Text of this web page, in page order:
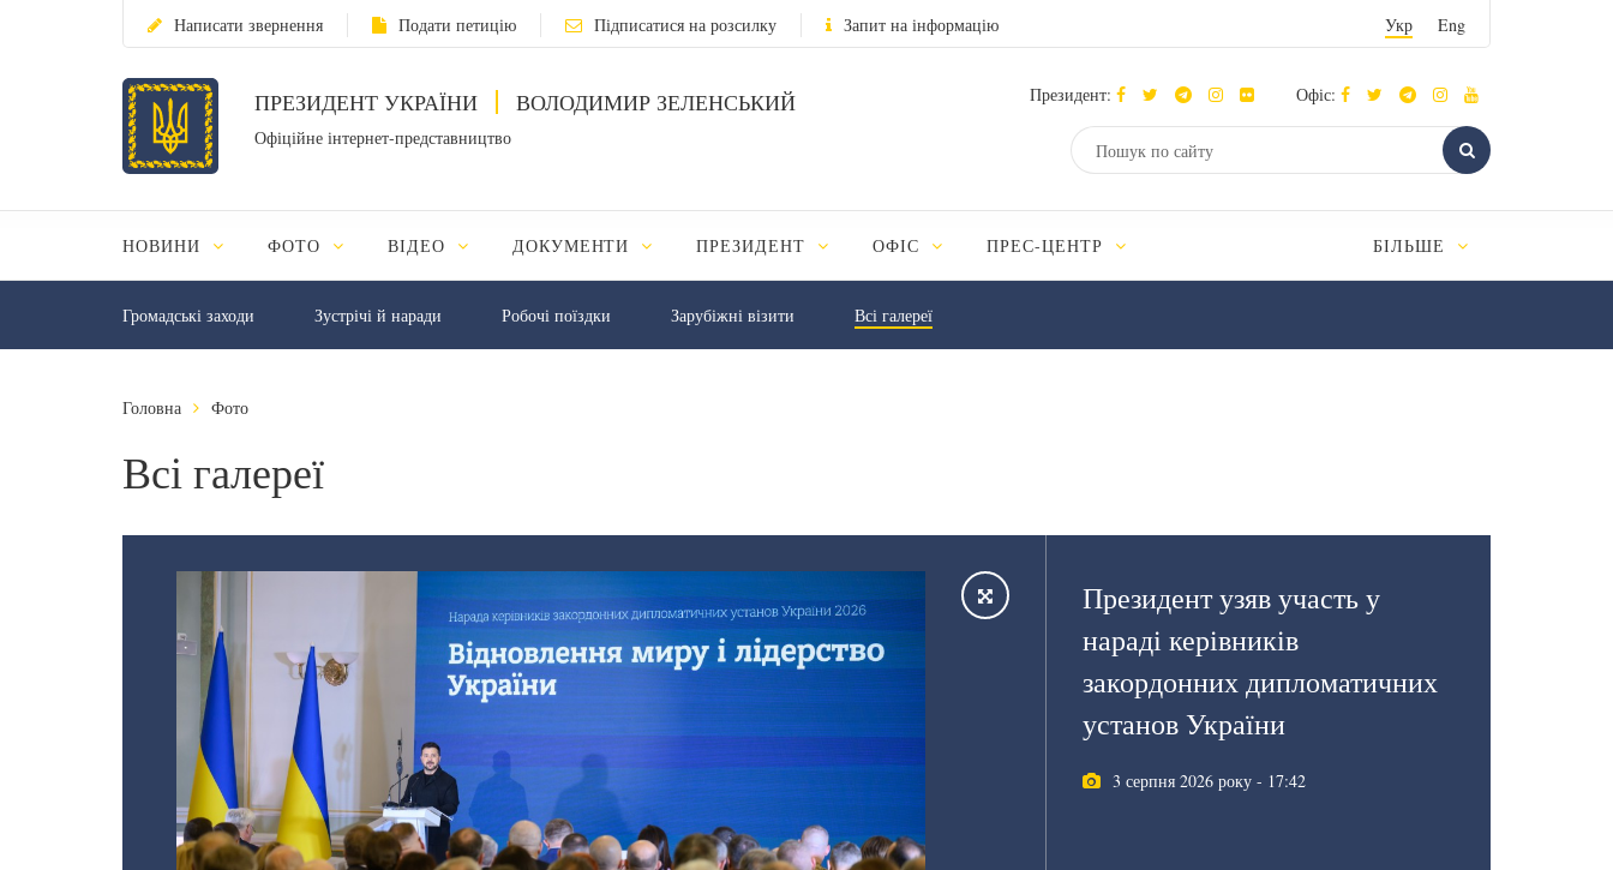
Написати звернення Подати петицію Підписатися на розсилку Запит на інформацію Укр Eng
ПРЕЗИДЕНТ УКРАЇНИ ВОЛОДИМИР ЗЕЛЕНСЬКИЙ
Офіційне інтернет-представництво
Президент: Офіс:
НОВИНИ ФОТО ВІДЕО ДОКУМЕНТИ ПРЕЗИДЕНТ ОФІС ПРЕС-ЦЕНТР БІЛЬШЕ
Громадські заходи Зустрічі й наради Робочі поїздки Зарубіжні візити Всі галереї
Головна Фото
Всі галереї
Президент узяв участь у
нараді керівників
закордонних дипломатичних
установ України
3 серпня 2026 року - 17:42